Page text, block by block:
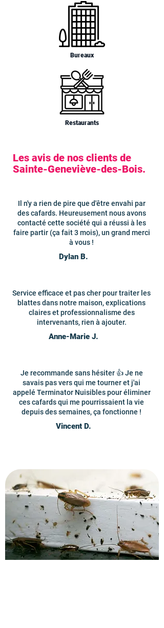
Bureaux
Restaurants
Les avis de nos clients de
Sainte-Geneviève-des-Bois.
Il n'y a rien de pire que d'être envahi par
des cafards. Heureusement nous avons
contacté cette société qui a réussi à les
faire partir (ça fait 3 mois), un grand merci
à vous !
Dylan B.
Service efficace et pas cher pour traiter les
blattes dans notre maison, explications
claires et professionnalisme des
intervenants, rien à ajouter.
Anne-Marie J.
Je recommande sans hésiter 👍 Je ne
savais pas vers qui me tourner et j'ai
appelé Terminator Nuisibles pour éliminer
ces cafards qui me pourrissaient la vie
depuis des semaines, ça fonctionne !
Vincent D.